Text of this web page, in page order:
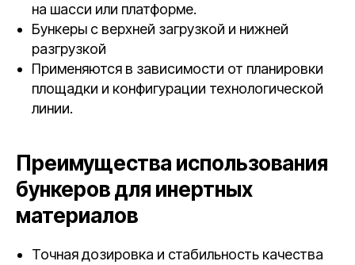
на шасси или платформе.
Бункеры с верхней загрузкой и нижней
разгрузкой
Применяются в зависимости от планировки
площадки и конфигурации технологической
линии.
Преимущества использования
бункеров для инертных
материалов
Точная дозировка и стабильность качества